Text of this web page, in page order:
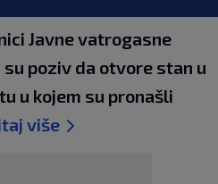
Javne vatrogasne
poziv da otvore stan u
u kojem su pronašli
više